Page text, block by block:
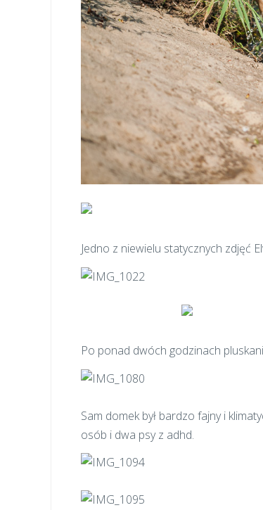
Jedno z niewielu statycznych zdjęć
Po ponad dwóch godzinach
Sam domek był bardzo fajny i
osób i dwa psy z adhd.